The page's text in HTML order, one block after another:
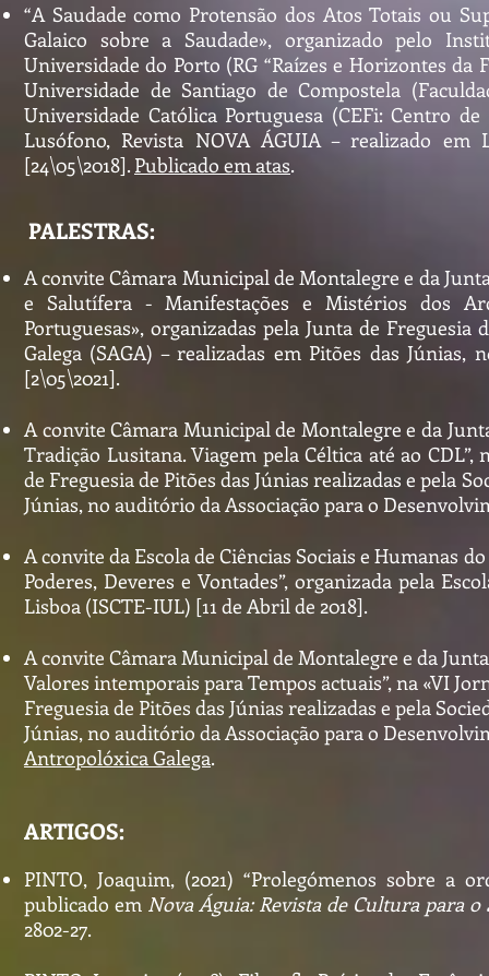
“A Saudade como Protensão dos Atos Totais ou
Galaico sobre a Saudade», organizado pelo
Universidade do Porto (RG “Raízes e Horizontes
Universidade de Santiago de Compostela
Universidade Católica Portuguesa (CEFi: Centro
Lusófono, Revista NOVA ÁGUIA – realizado
[24\05\2018]. Publicado em atas.
PALESTRAS:
A convite Câmara Municipal de Montalegre e da
e Salutífera - Manifestações e Mistérios dos
Portuguesas», organizadas pela Junta de
Galega (SAGA) – realizadas em Pitões das
[2\05\2021].
A convite Câmara Municipal de Montalegre e da
Tradição Lusitana. Viagem pela Céltica até ao
de Freguesia de Pitões das Júnias realizadas e pela
Júnias, no auditório da Associação para o
A convite da Escola de Ciências Sociais e Humanas
Poderes, Deveres e Vontades”, organizada pela
Lisboa (ISCTE-IUL) [11 de Abril de 2018].
A convite Câmara Municipal de Montalegre e da
Valores intemporais para Tempos actuais”, na «VI
Freguesia de Pitões das Júnias realizadas e pela
Júnias, no auditório da Associação para o
Antropolóxica Galega.
ARTIGOS:
PINTO, Joaquim, (2021) “Prolegómenos sobre a
publicado em Nova Águia: Revista de Cultura para o
2802-27.